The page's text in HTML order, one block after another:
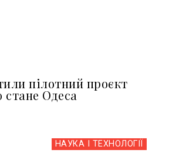
пілотний проєкт
стане Одеса
НАУКА І ТЕХНОЛОГІЇ